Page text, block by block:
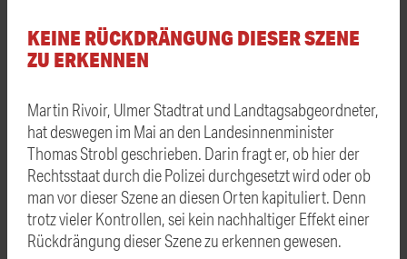
KEINE RÜCKDRÄNGUNG DIESER SZENE
ZU ERKENNEN
Martin Rivoir, Ulmer Stadtrat und Landtagsabgeordneter,
hat deswegen im Mai an den Landesinnenminister
Thomas Strobl geschrieben. Darin fragt er, ob hier der
Rechtsstaat durch die Polizei durchgesetzt wird oder ob
man vor dieser Szene an diesen Orten kapituliert. Denn
trotz vieler Kontrollen, sei kein nachhaltiger Effekt einer
Rückdrängung dieser Szene zu erkennen gewesen.